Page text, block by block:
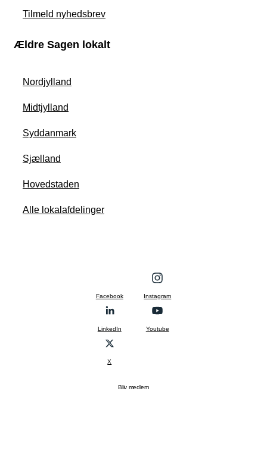
Tilmeld nyhedsbrev
Ældre Sagen lokalt
Nordjylland
Midtjylland
Syddanmark
Sjælland
Hovedstaden
Alle lokalafdelinger
Facebook Instagram
LinkedIn Youtube
X
Bliv medlem